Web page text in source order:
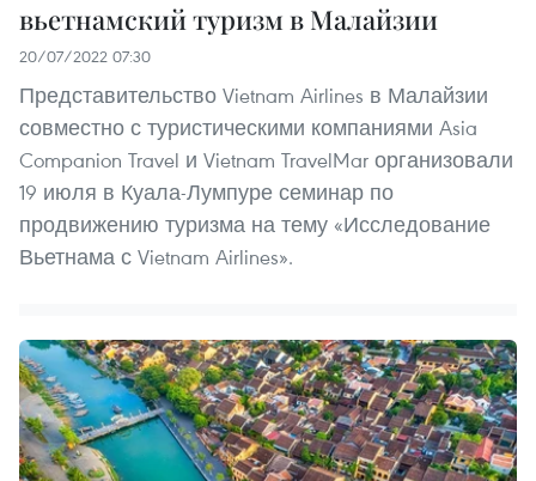
вьетнамский туризм в Малайзии
20/07/2022 07:30
Представительство Vietnam Airlines в Малайзии
совместно с туристическими компаниями Asia
Companion Travel и Vietnam TravelMar организовали
19 июля в Куала-Лумпуре семинар по
продвижению туризма на тему «Исследование
Вьетнама с Vietnam Airlines».